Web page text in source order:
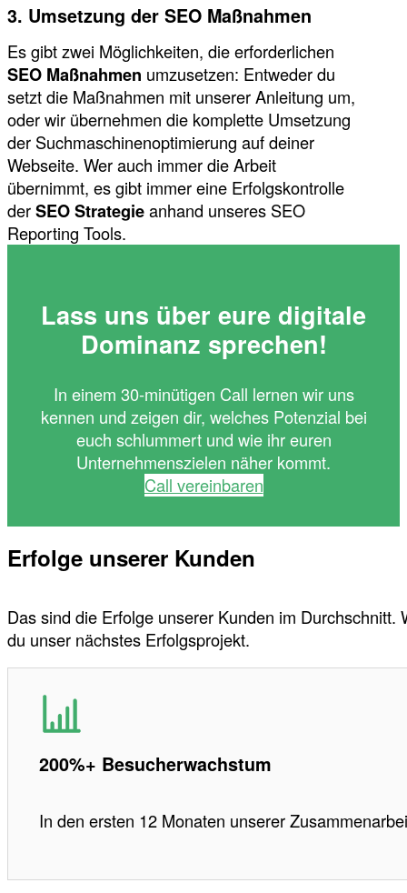
3. Umsetzung der SEO Maßnahmen
Es gibt zwei Möglichkeiten, die erforderlichen
SEO Maßnahmen umzusetzen: Entweder du
setzt die Maßnahmen mit unserer Anleitung um,
oder wir übernehmen die komplette Umsetzung
der Suchmaschinenoptimierung auf deiner
Webseite. Wer auch immer die Arbeit
übernimmt, es gibt immer eine Erfolgskontrolle
derSEO Strategieanhand unseres SEO
Reporting Tools.
Lass uns über eure digitale
Dominanz sprechen!
In einem 30-minütigen Call lernen wir uns
kennen und zeigen dir, welches Potenzial bei
euch schlummert und wie ihr euren
Unternehmenszielen näher kommt.
Call vereinbaren
Erfolge unserer Kunden
Das sind die Erfolge unserer Kunden im Durchschnitt.
du unser nächstes Erfolgsprojekt.
200%+ Besucherwachstum
In den ersten 12 Monaten unserer